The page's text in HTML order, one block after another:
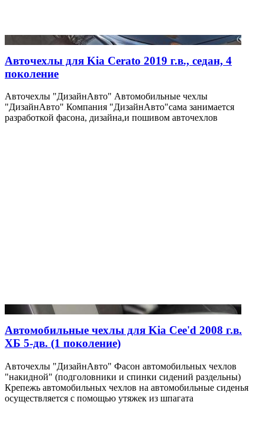
Авточехлы для Kia Cerato 2019 г.в., седан, 4
поколение
Авточехлы "ДизайнАвто" Автомобильные чехлы
"ДизайнАвто" Компания "ДизайнАвто"сама занимается
разработкой фасона, дизайна,и пошивом авточехлов
Автомобильные чехлы для Kia Cee'd 2008 г.в.
ХБ 5-дв. (1 поколение)
Авточехлы "ДизайнАвто" Фасон автомобильных чехлов
"накидной" (подголовники и спинки сидений раздельны)
Крепежь автомобильных чехлов на автомобильные сиденья
осуществляется с помощью утяжек из шпагата